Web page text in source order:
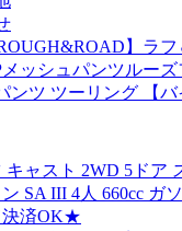
】ラフ
ッシュパンツルー
ンツ ツーリング 【バ
キャスト 2WD 5ドア
SA III 4人 660cc ガ
済OK★